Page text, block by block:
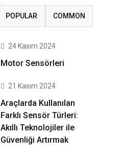
POPULAR COMMON
24 Kasım 2024
Motor Sensörleri
21 Kasım 2024
Araçlarda Kullanılan
Farklı Sensör Türleri:
Akıllı Teknolojiler ile
Güvenliği Artırmak